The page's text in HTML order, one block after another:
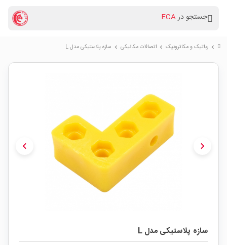
جستجو درECA
chevron_right رباتیک و مکاترونیک chevron_right اتصالات مکانیکی chevron_right سازه پلاستیکی مدل L
chevron_left chevron_right
سازه پلاستیکی مدل L